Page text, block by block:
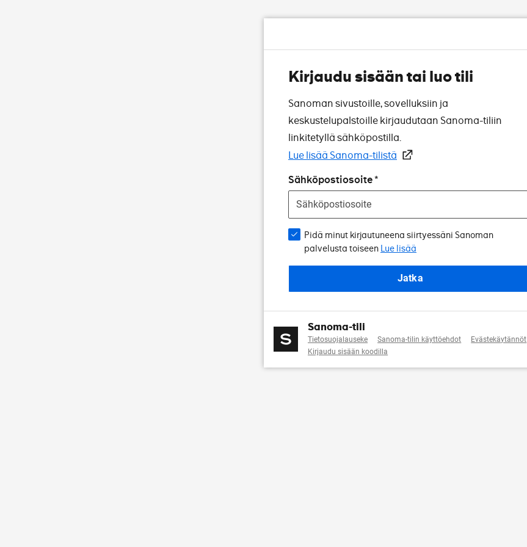
Kirjaudu sisään tai luo tili
Sanoman sivustoille, sovelluksiin ja
keskustelupalstoille kirjaudutaan Sanoma-tiliin
linkitetyllä sähköpostilla.
Lue lisää Sanoma-tilistä
Sähköpostiosoite
Pidä minut kirjautuneena siirtyessäni Sanoman
palvelusta toiseen Lue lisää
Jatka
Sanoma-tili
Tietosuojalauseke Sanoma-tilin käyttöehdot
Evästekäytännöt
Kirjaudu sisään koodilla